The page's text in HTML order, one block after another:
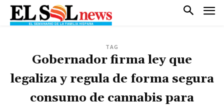
TAG
Gobernador firma ley que
legaliza y regula de forma segura
consumo de cannabis para